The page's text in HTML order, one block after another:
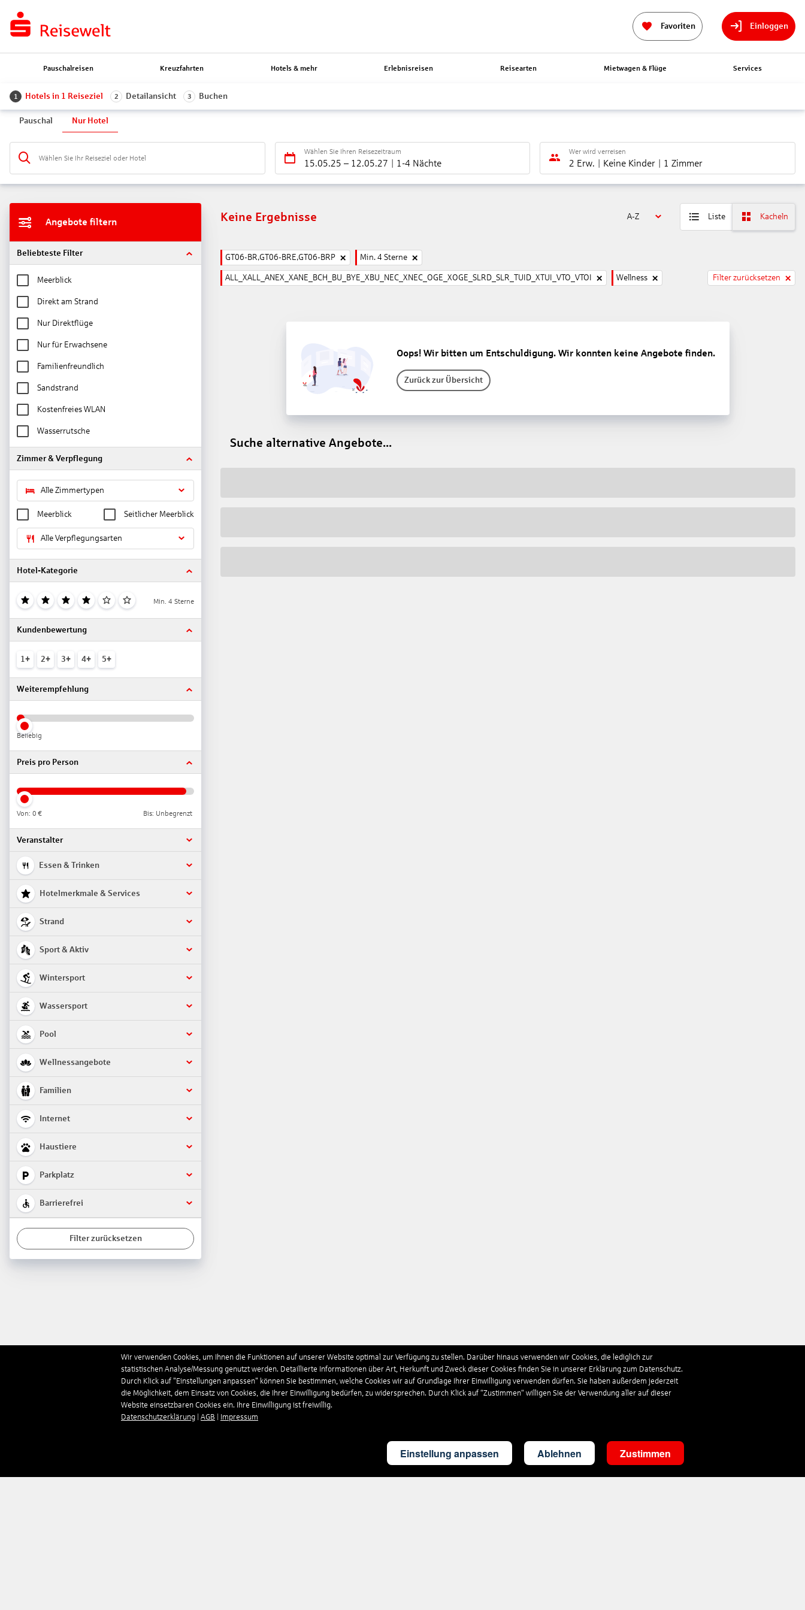
Favoriten Einloggen
Pauschalreisen Kreuzfahrten Hotels & mehr Erlebnisreisen Reisearten Mietwagen & Flüge Services
1 Hotels in 1 Reiseziel 2 Detailansicht 3 Buchen
Pauschal Nur Hotel
Wählen Sie Ihr Reiseziel oder Hotel
Wählen Sie Ihren Reisezeitraum
15.05.25 – 12.05.27 1-4 Nächte
Wer wird verreisen
2 Erw. Keine Kinder 1 Zimmer
Angebote filtern
Beliebteste Filter
Meerblick
Direkt am Strand
Nur Direktflüge
Nur für Erwachsene
Familienfreundlich
Sandstrand
Kostenfreies WLAN
Wasserrutsche
Zimmer & Verpflegung
Alle Zimmertypen
Meerblick Seitlicher Meerblick
Alle Verpflegungsarten
Hotel-Kategorie
Min. 4 Sterne
Kundenbewertung
1+ 2+ 3+ 4+ 5+
Weiterempfehlung
Beliebig
Preis pro Person
Von: 0 € Bis: Unbegrenzt
Veranstalter
Essen & Trinken
Hotelmerkmale & Services
Strand
Sport & Aktiv
Wintersport
Wassersport
Pool
Wellnessangebote
Familien
Internet
Haustiere
Parkplatz
Barrierefrei
Filter zurücksetzen
Keine Ergebnisse A-Z Liste Kacheln
GT06-BR,GT06-BRE,GT06-BRP Min. 4 Sterne
ALL_XALL_ANEX_XANE_BCH_BU_BYE_XBU_NEC_XNEC_OGE_XOGE_SLRD_SLR_TUID_XTUI_VTO_VTOI Wellness Filter zurücksetzen
Oops! Wir bitten um Entschuldigung. Wir konnten keine Angebote finden.
Zurück zur Übersicht
Suche alternative Angebote...
Wir verwenden Cookies, um Ihnen die Funktionen auf unserer Website optimal zur Verfügung zu stellen. Darüber hinaus verwenden wir Cookies, die lediglich zur
statistischen Analyse/Messung genutzt werden. Detaillierte Informationen über Art, Herkunft und Zweck dieser Cookies finden Sie in unserer Erklärung zum Datenschutz.
Durch Klick auf "Einstellungen anpassen" können Sie bestimmen, welche Cookies wir auf Grundlage Ihrer Einwilligung verwenden dürfen. Sie haben außerdem jederzeit
die Möglichkeit, dem Einsatz von Cookies, die Ihrer Einwilligung bedürfen, zu widersprechen. Durch Klick auf “Zustimmen“ willigen Sie der Verwendung aller auf dieser
Website einsetzbaren Cookies ein. Ihre Einwilligung ist freiwillig.
Datenschutzerklärung
AGB Impressum
Einstellung anpassen Ablehnen Zustimmen